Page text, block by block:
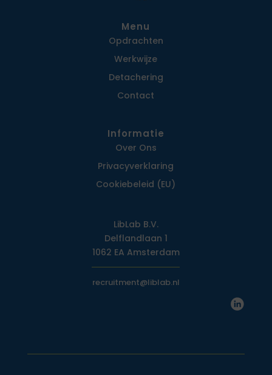
Menu
Opdrachten
Werkwijze
Detachering
Contact
Informatie
Over Ons
Privacy­verklaring
Cookiebeleid (EU)
LibLab B.V.
Delflandlaan 1
1062 EA Amsterdam
recruitment@liblab.nl